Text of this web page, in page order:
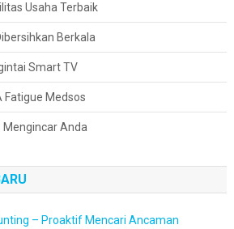
Usaha Terbaik
Berkala
Smart TV
Fatigue Medsos
Anda
– Proaktif Mencari Ancaman